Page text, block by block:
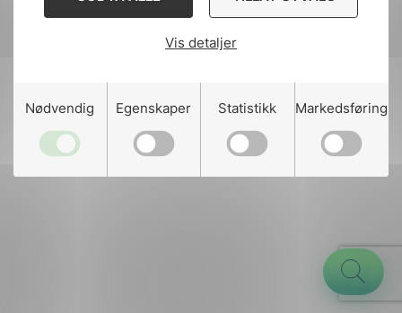
Vis detaljer
Nødvendig Egenskaper Statistikk Markedsføring